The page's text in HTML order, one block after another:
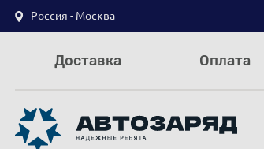
Россия - Москва
Доставка Оплата